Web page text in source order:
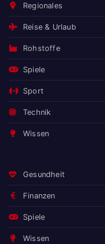
Regionales
Reise & Urlaub
Rohstoffe
Spiele
Sport
Technik
Wissen
Gesundheit
Finanzen
Spiele
Wissen